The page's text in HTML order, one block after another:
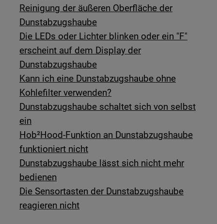
Reinigung der äußeren Oberfläche der
Dunstabzugshaube
Die LEDs oder Lichter blinken oder ein "F"
erscheint auf dem Display der
Dunstabzugshaube
Kann ich eine Dunstabzugshaube ohne
Kohlefilter verwenden?
Dunstabzugshaube schaltet sich von selbst
ein
Hob²Hood-Funktion an Dunstabzugshaube
funktioniert nicht
Dunstabzugshaube lässt sich nicht mehr
bedienen
Die Sensortasten der Dunstabzugshaube
reagieren nicht